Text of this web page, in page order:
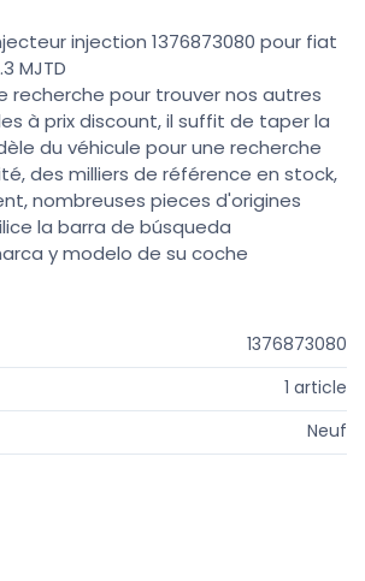
injection 1376873080 pour fiat
MJTD
recherche pour trouver nos autres
à prix discount, il suffit de taper la
du véhicule pour une recherche
des milliers de référence en stock,
nombreuses pieces d'origines
la barra de búsqueda
y modelo de su coche
1376873080
1 article
Neuf